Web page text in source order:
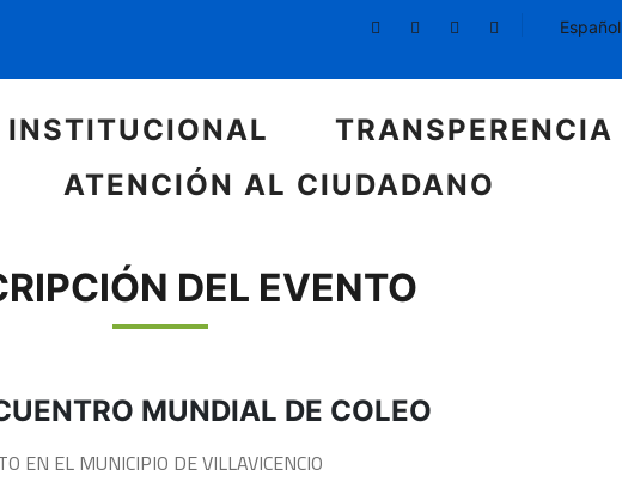
Español
INSTITUCIONAL
TRANSPERENCIA
ATENCIÓN AL CIUDADANO
DEL EVENTO
MUNDIAL DE COLEO
EN EL MUNICIPIO DE VILLAVICENCIO